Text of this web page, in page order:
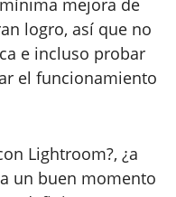
mejora de
logro, así que no
e incluso probar
el funcionamiento
Lightroom?, ¿a
un buen momento